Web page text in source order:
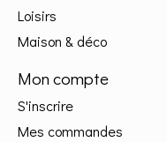
Loisirs
Maison & déco
Mon compte
S'inscrire
Mes commandes